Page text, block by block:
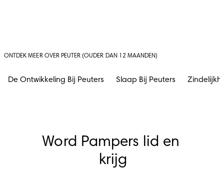
ONTDEK MEER OVER PEUTER (OUDER DAN 12 MAANDEN)
De Ontwikkeling Bij Peuters Slaap Bij Peuters
Word Pampers lid en
krijg